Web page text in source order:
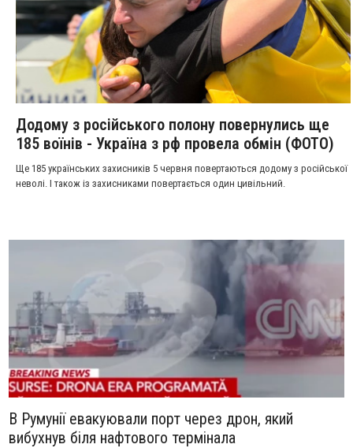
Додому з російського полону повернулись ще
185 воїнів - Україна з рф провела обмін (ФОТО)
Ще 185 українських захисників 5 червня повертаються додому з російської
неволі. І також із захисниками повертається один цивільний.
В Румунії евакуювали порт через дрон, який
вибухнув біля нафтового термінала